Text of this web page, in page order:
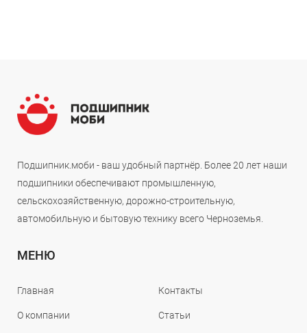
Подшипник.моби - ваш удобный партнёр. Более 20 лет наши
подшипники обеспечивают промышленную,
сельскохозяйственную, дорожно-строительную,
автомобильную и бытовую технику всего Черноземья.
МЕНЮ
Главная
О компании
Контакты
Статьи